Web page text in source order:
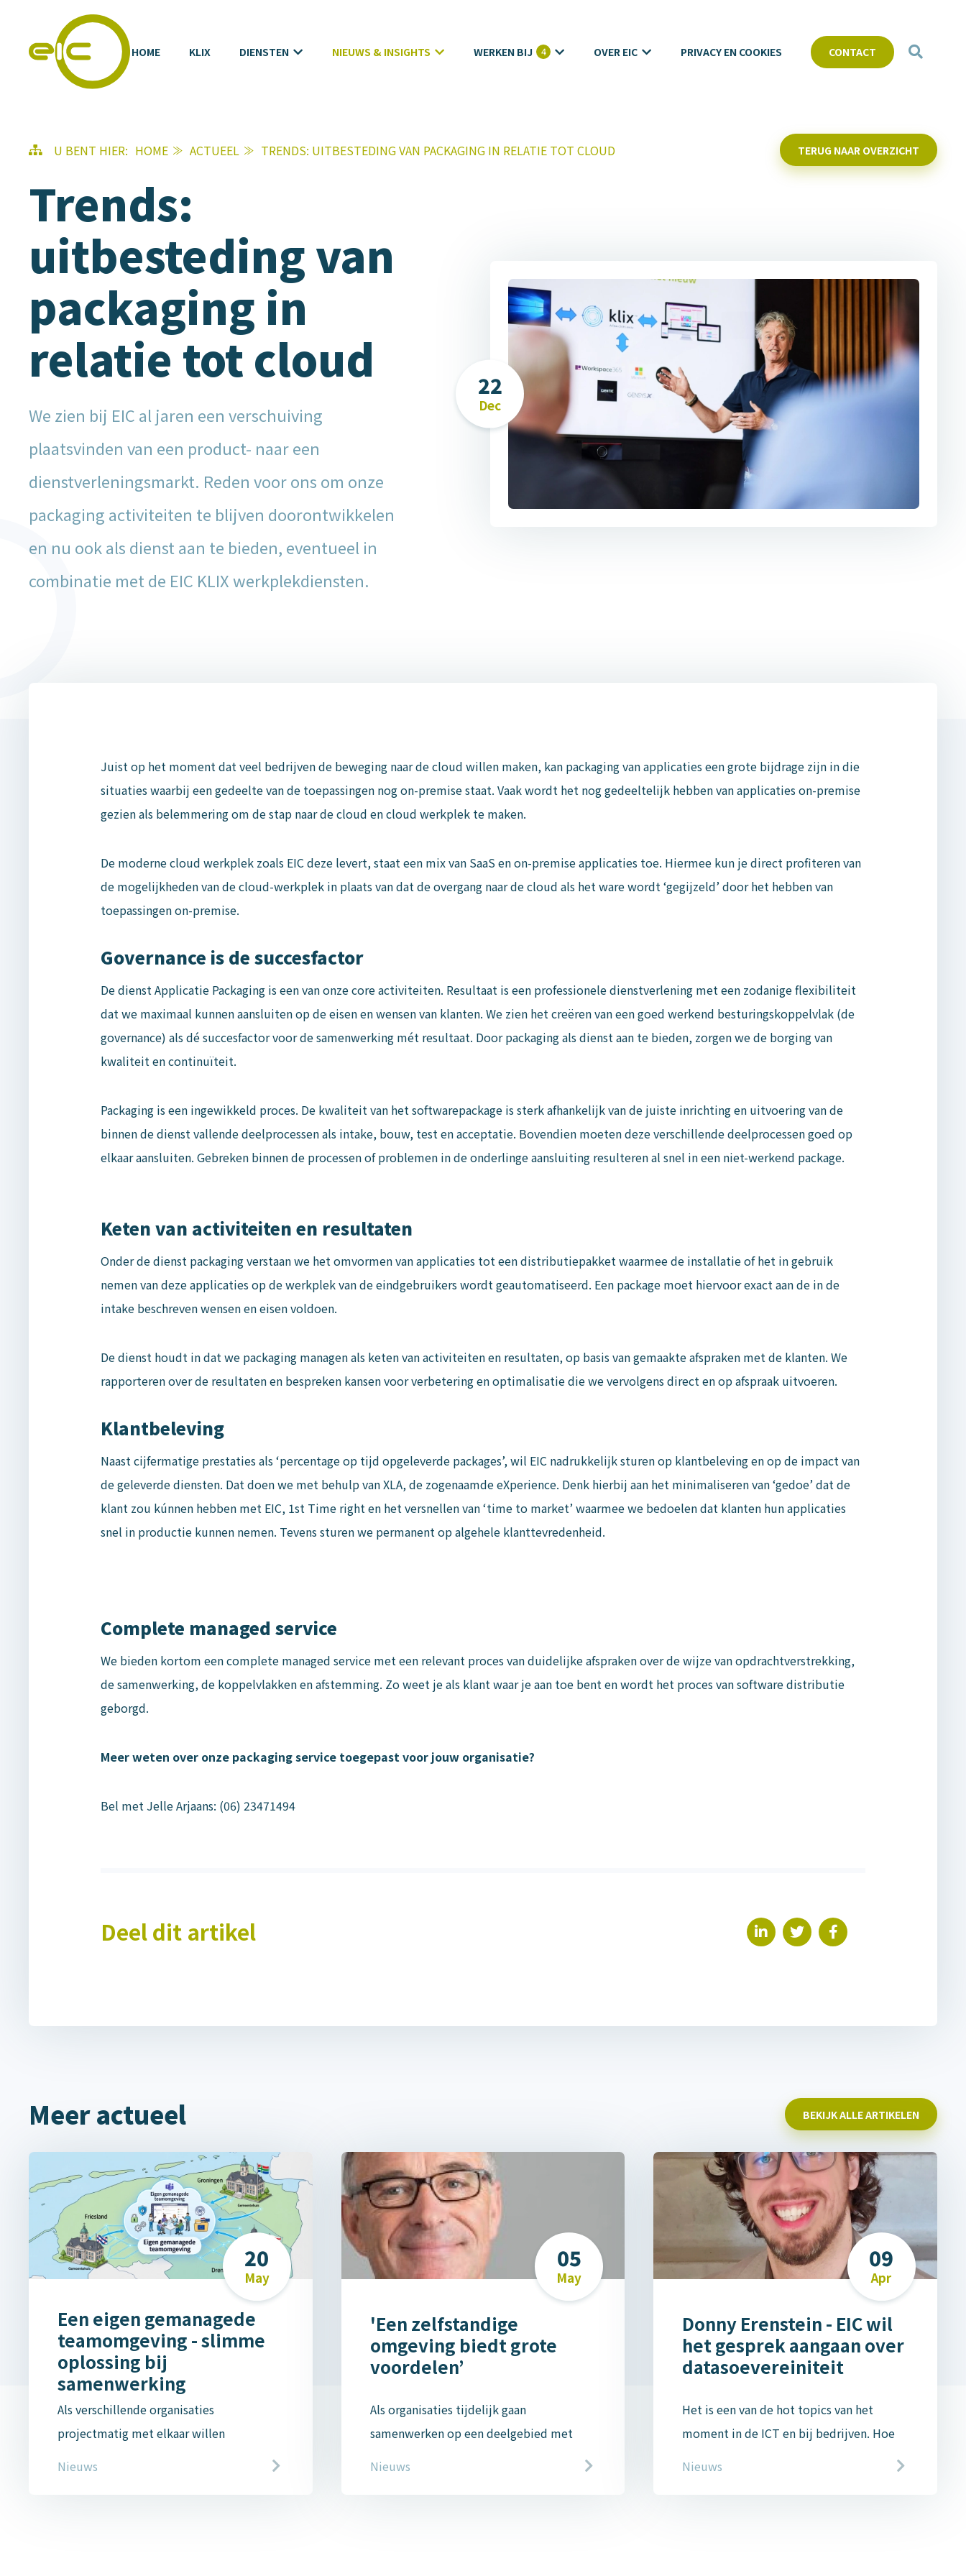
HOME KLIX DIENSTEN NIEUWS & INSIGHTS WERKEN BIJ 4 OVER EIC PRIVACY EN COOKIES CONTACT
U BENT HIER: HOME ACTUEEL TRENDS: UITBESTEDING VAN PACKAGING IN RELATIE TOT CLOUD TERUG NAAR OVERZICHT
Trends:
uitbesteding van
packaging in
relatie tot cloud
We zien bij EIC al jaren een verschuiving
plaatsvinden van een product- naar een
dienstverleningsmarkt. Reden voor ons om onze
packaging activiteiten te blijven doorontwikkelen
en nu ook als dienst aan te bieden, eventueel in
combinatie met de EIC KLIX werkplekdiensten.
22
Dec
Juist op het moment dat veel bedrijven de beweging naar de cloud willen maken, kan packaging van applicaties een grote bijdrage zijn in die
situaties waarbij een gedeelte van de toepassingen nog on-premise staat. Vaak wordt het nog gedeeltelijk hebben van applicaties on-premise
gezien als belemmering om de stap naar de cloud en cloud werkplek te maken.
De moderne cloud werkplek zoals EIC deze levert, staat een mix van SaaS en on-premise applicaties toe. Hiermee kun je direct profiteren van
de mogelijkheden van de cloud-werkplek in plaats van dat de overgang naar de cloud als het ware wordt ‘gegijzeld’ door het hebben van
toepassingen on-premise.
Governance is de succesfactor
De dienst Applicatie Packaging is een van onze core activiteiten. Resultaat is een professionele dienstverlening met een zodanige flexibiliteit
dat we maximaal kunnen aansluiten op de eisen en wensen van klanten. We zien het creëren van een goed werkend besturingskoppelvlak (de
governance) als dé succesfactor voor de samenwerking mét resultaat. Door packaging als dienst aan te bieden, zorgen we de borging van
kwaliteit en continuïteit.
Packaging is een ingewikkeld proces. De kwaliteit van het softwarepackage is sterk afhankelijk van de juiste inrichting en uitvoering van de
binnen de dienst vallende deelprocessen als intake, bouw, test en acceptatie. Bovendien moeten deze verschillende deelprocessen goed op
elkaar aansluiten. Gebreken binnen de processen of problemen in de onderlinge aansluiting resulteren al snel in een niet-werkend package.
Keten van activiteiten en resultaten
Onder de dienst packaging verstaan we het omvormen van applicaties tot een distributiepakket waarmee de installatie of het in gebruik
nemen van deze applicaties op de werkplek van de eindgebruikers wordt geautomatiseerd. Een package moet hiervoor exact aan de in de
intake beschreven wensen en eisen voldoen.
De dienst houdt in dat we packaging managen als keten van activiteiten en resultaten, op basis van gemaakte afspraken met de klanten. We
rapporteren over de resultaten en bespreken kansen voor verbetering en optimalisatie die we vervolgens direct en op afspraak uitvoeren.
Klantbeleving
Naast cijfermatige prestaties als ‘percentage op tijd opgeleverde packages’, wil EIC nadrukkelijk sturen op klantbeleving en op de impact van
de geleverde diensten. Dat doen we met behulp van XLA, de zogenaamde eXperience. Denk hierbij aan het minimaliseren van ‘gedoe’ dat de
klant zou kúnnen hebben met EIC, 1st Time right en het versnellen van ‘time to market’ waarmee we bedoelen dat klanten hun applicaties
snel in productie kunnen nemen. Tevens sturen we permanent op algehele klanttevredenheid.
Complete managed service
We bieden kortom een complete managed service met een relevant proces van duidelijke afspraken over de wijze van opdrachtverstrekking,
de samenwerking, de koppelvlakken en afstemming. Zo weet je als klant waar je aan toe bent en wordt het proces van software distributie
geborgd.
Meer weten over onze packaging service toegepast voor jouw organisatie?
Bel met Jelle Arjaans: (06) 23471494
Deel dit artikel
Meer actueel BEKIJK ALLE ARTIKELEN
20
May
Een eigen gemanagede
teamomgeving - slimme
oplossing bij
samenwerking
Als verschillende organisaties
projectmatig met elkaar willen
samenwerken is er vaak behoefte aan een
Nieuws
05
May
'Een zelfstandige
omgeving biedt grote
voordelen’
Als organisaties tijdelijk gaan
samenwerken op een deelgebied met
Nieuws
09
Apr
Donny Erenstein - EIC wil
het gesprek aangaan over
datasoevereiniteit
Het is een van de hot topics van het
moment in de ICT en bij bedrijven. Hoe
Nieuws